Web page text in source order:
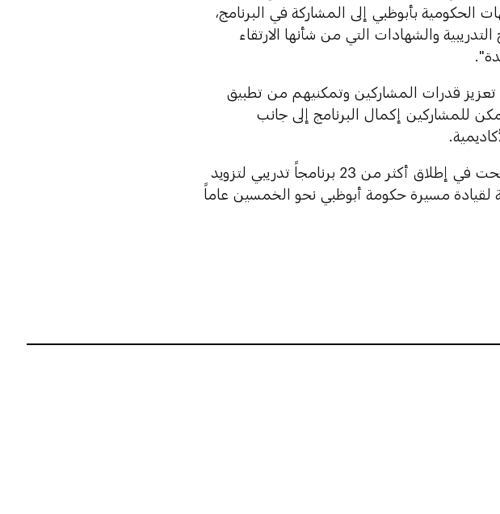
الحكومية بأبوظبي إلى المشاركة في البرنامج،
والشهادات التي من شأنها الارتقاء
تعزيز قدرات المشاركين وتمكنيهم من تطبيق
للمشاركين إكمال البرنامج إلى جانب
وتجدر الإشارة إلى أن أكاديمية أبوظبي الحكومية نجحت في إطلاق أكثر من 23 برنامجاً تدريبي لتزويد
لقيادة مسيرة حكومة أبوظبي نحو الخمسين عاماً